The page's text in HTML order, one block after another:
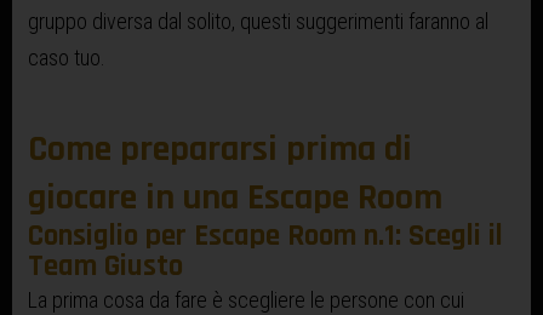
gruppo diversa dal solito, questi suggerimenti faranno al
caso tuo.
Come prepararsi prima di
giocare in una Escape Room
Consiglio per Escape Room n.1: Scegli il
Team Giusto
La prima cosa da fare è scegliere le persone con cui